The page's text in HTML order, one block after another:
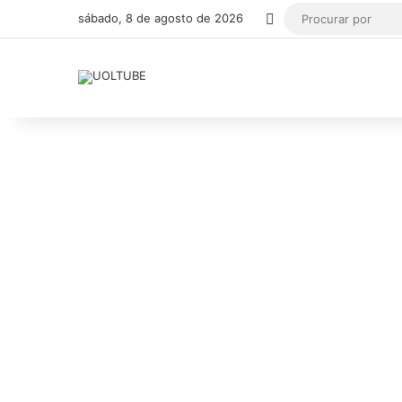
sábado, 8 de agosto de 2026 Switch skin